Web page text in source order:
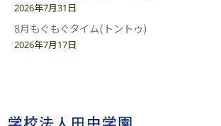
2026年7月31日
8月もぐもぐタイム(トントゥ)
2026年7月17日